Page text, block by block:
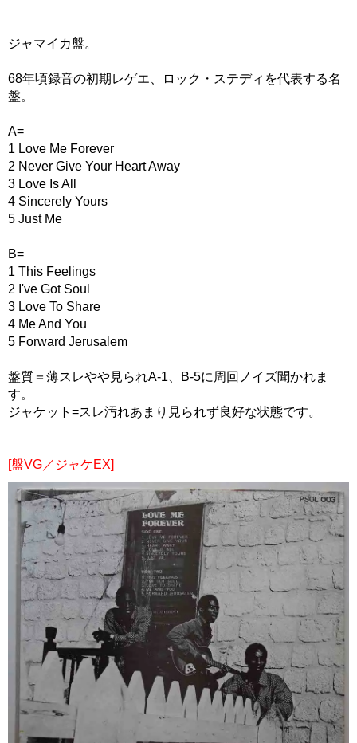
ジャマイカ盤。
68年頃録音の初期レゲエ、ロック・ステディを代表する名
盤。
A=
1 Love Me Forever
2 Never Give Your Heart Away
3 Love Is All
4 Sincerely Yours
5 Just Me
B=
1 This Feelings
2 I've Got Soul
3 Love To Share
4 Me And You
5 Forward Jerusalem
盤質＝薄スレやや見られA-1、B-5に周回ノイズ聞かれま
す。
ジャケット=スレ汚れあまり見られず良好な状態です。
[盤VG／ジャケEX]